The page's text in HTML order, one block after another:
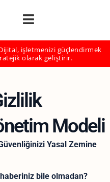
işletmenizi güçlendirmek
olarak geliştirir.
Modeli
Yasal Zemine
bile olmadan?